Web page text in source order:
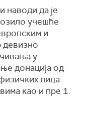
наводи да је
учешће
и
девизно
у
донација од
лица
као и пре 1.